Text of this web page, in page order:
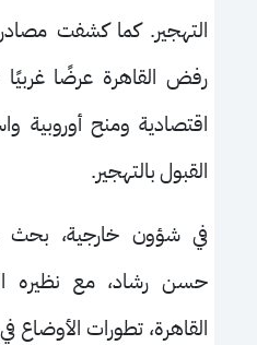
التهجير. كما كشفت
رفض القاهرة عرضًا
اقتصادية ومنح أوروبية
القبول بالتهجير.
في شؤون خارجية، بحث
حسن رشاد، مع نظيره
القاهرة، تطورات الأوضاع